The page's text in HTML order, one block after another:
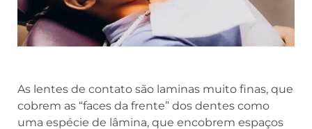
As lentes de contato são laminas muito finas, que
cobrem as “faces da frente” dos dentes como
uma espécie de lâmina, que encobrem espaços